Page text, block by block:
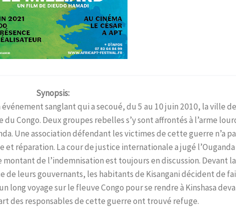
Synopsis:
sanglant qui a secoué, du 5 au 10 juin 2010, la ville de
Congo. Deux groupes rebelles s’y sont affrontés à l’arme
Une association défendant les victimes de cette guerre n’a
et réparation. La cour de justice internationale a jugé l’Ouganda
de l’indemnisation est toujours en discussion. Devant la
leurs gouvernants, les habitants de Kisangani décident de
long voyage sur le fleuve Congo pour se rendre à Kinshasa
des responsables de cette guerre ont trouvé refuge.